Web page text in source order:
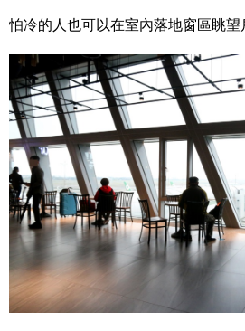
怕冷的人也可以在室內落地窗區眺望